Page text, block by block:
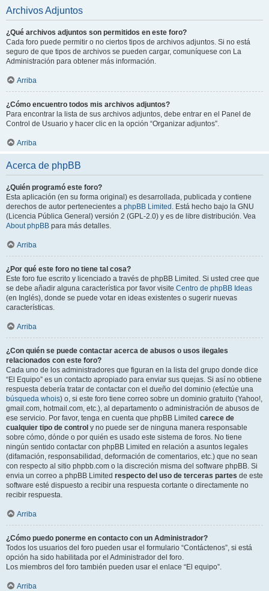
Archivos Adjuntos
¿Qué archivos adjuntos son permitidos en este foro?
Cada foro puede permitir o no ciertos tipos de archivos adjuntos. Si no está
seguro de que tipos de archivos se pueden cargar, comuníquese con La
Administración para obtener más información.
Arriba
¿Cómo encuentro todos mis archivos adjuntos?
Para encontrar la lista de sus archivos adjuntos, debe entrar en el Panel de
Control de Usuario y hacer clic en la opción “Organizar adjuntos”.
Arriba
Acerca de phpBB
¿Quién programó este foro?
Esta aplicación (en su forma original) es desarrollada, publicada y contiene
derechos de autor pertenecientes a phpBB Limited . Está hecho bajo la GNU
(Licencia Pública General) versión 2 (GPL-2.0) y es de libre distribución. Vea
About phpBB para más detalles.
Arriba
¿Por qué este foro no tiene tal cosa?
Este foro fue escrito y licenciado a través de phpBB Limited. Si usted cree que
se debe añadir alguna característica por favor visite Centro de phpBB Ideas
(en Inglés), donde se puede votar en ideas existentes o sugerir nuevas
características.
Arriba
¿Con quién se puede contactar acerca de abusos o usos ilegales
relacionados con este foro?
Cada uno de los administradores que figuran en la lista del grupo donde dice
“El Equipo” es un contacto apropiado para enviar sus quejas. Si así no obtiene
respuesta debería tratar de contactar con el dueño del dominio (efectúe una
búsqueda whois) o, si este foro tiene correo sobre un dominio gratuito (Yahoo!,
gmail.com, hotmail.com, etc.), al departamento o administración de abusos de
ese servicio. Por favor, tenga en cuenta que phpBB Limited carece de
cualquier tipo de control y no puede ser de ninguna manera responsable
sobre cómo, dónde o por quién es usado este sistema de foros. No tiene
ningún sentido contactar con phpBB Limited en relación a asuntos legales
(difamación, responsabilidad, deformación de comentarios, etc.) que no sean
con respecto al sitio phpbb.com o la discreción misma del software phpBB. Si
envia un correo a phpBB Limited respecto del uso de terceras partes de este
software esté dispuesto a recibir una respuesta cortante o directamente no
recibir respuesta.
Arriba
¿Cómo puedo ponerme en contacto con un Administrador?
Todos los usuarios del foro pueden usar el formulario “Contáctenos”, si está
opción ha sido habilitada por el Administrador del foro.
Los miembros del foro también pueden usar el enlace “El equipo”.
Arriba